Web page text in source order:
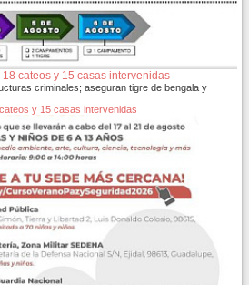
cateos y 15 casas intervenidas
criminales; aseguran tigre de bengala y
y 15 casas intervenidas